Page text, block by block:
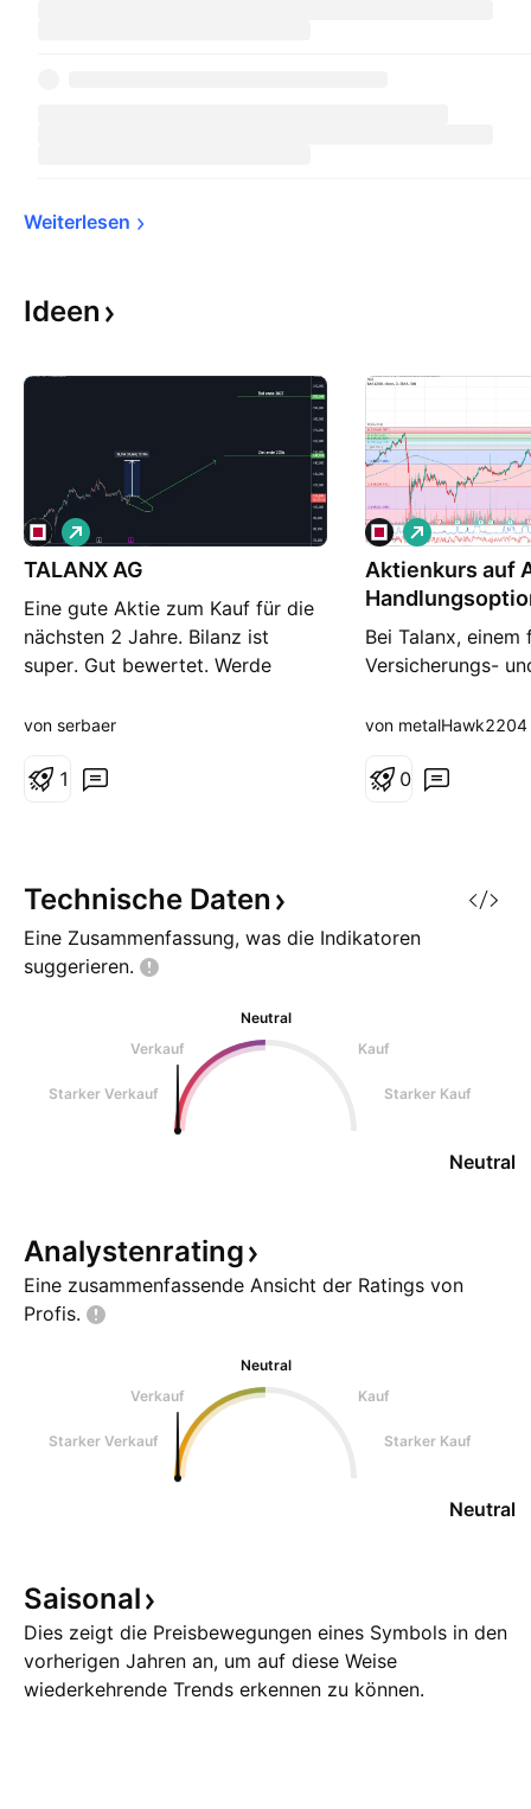
Weiterlesen
Ideen
TALANX AG
Eine gute Aktie zum Kauf für die
nächsten 2 Jahre. Bilanz ist
super. Gut bewertet. Werde
Die Ziele können aber auch
L
o
n
von serbaer
1
Aktienkurs auf
Bei Talanx, einem
Versicherungs-
gab es jüngst
Kurs übertraf das
abzuwarten, ob
L
o
n
von metalHawk2204
0
Technische Daten
Eine Zusammenfassung, was die Indikatoren
suggerieren.
Neutral
Verkauf
Kauf
Starker Verkauf Starker Kauf
Neutral
Analystenrating
Eine zusammenfassende Ansicht der Ratings von
Profis.
Neutral
Verkauf
Kauf
Starker Verkauf Starker Kauf
Neutral
Saisonal
Dies zeigt die Preisbewegungen eines Symbols in den
vorherigen Jahren an, um auf diese Weise
wiederkehrende Trends erkennen zu können.